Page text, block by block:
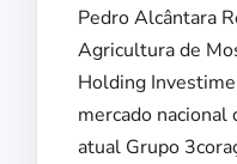
Pedro Alcântara
Agricultura de
Holding
mercado nacional
atual Grupo